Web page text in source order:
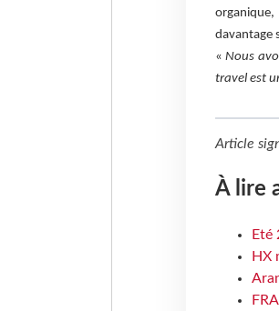
davantage
«Nous
travel est
Article
À lire
Eté
HX